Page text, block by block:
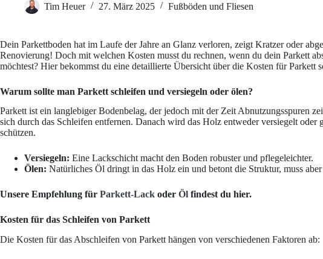
Tim Heuer 27. März 2025 Fußböden und Fliesen
Dein Parkettboden hat im Laufe der Jahre an Glanz verloren, zeigt Kratzer oder
Renovierung! Doch mit welchen Kosten musst du rechnen, wenn du dein Parkett
möchtest? Hier bekommst du eine detaillierte Übersicht über die Kosten für Parkett
Warum sollte man Parkett schleifen und versiegeln oder ölen?
Parkett ist ein langlebiger Bodenbelag, der jedoch mit der Zeit Abnutzungsspuren
sich durch das Schleifen entfernen. Danach wird das Holz entweder versiegelt
schützen.
Versiegeln: Eine Lackschicht macht den Boden robuster und pflegeleichter.
Ölen: Natürliches Öl dringt in das Holz ein und betont die Struktur, muss
Unsere Empfehlung für Parkett-Lack oder Öl findest du hier.
Kosten für das Schleifen von Parkett
Die Kosten für das Abschleifen von Parkett hängen von verschiedenen Faktoren ab: